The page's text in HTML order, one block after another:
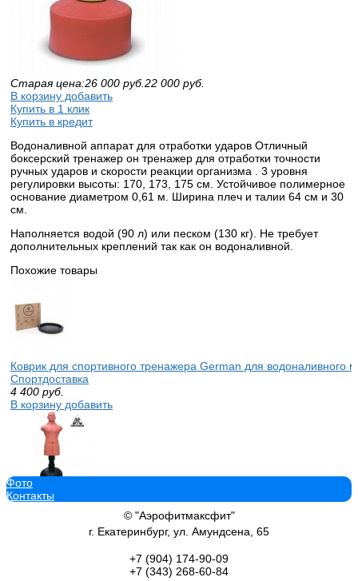
Старая цена:26 000 руб.22 000 руб.
В корзину добавить
Купить в 1 клик
Купить в кредит
Водоналивной аппарат для отработки ударов Отличный
боксерский тренажер он тренажер для отработки точности
ручных ударов и скорости реакции организма . 3 уровня
регулировки высоты: 170, 173, 175 см. Устойчивое полимерное
основание диаметром 0,61 м. Ширина плеч и талии 64 см и 30
см.
Наполняется водой (90 л) или песком (130 кг). Не требует
дополнительных креплений так как он водоналивной.
Похожие товары
Коврик для спортивного тренажера German для водоналивного
Спортдоставка
4 400 руб.
В корзину добавить
Манекен водоналивной герман боксерский спортдоставка
(беж) TLS-XXL CENTURION
В корзину добавить
Фото
Контакты
© "Аэрофитмаксфит"
г. Екатеринбург, ул. Амундсена, 65
+7 (904) 174-90-09
+7 (343) 268-60-84